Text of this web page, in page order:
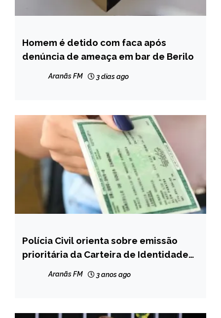
MINAS
GERAIS
NOTÍCIAS
Homem é detido com faca após
denúncia de ameaça em bar de Berilo
Aranãs FM 3 dias ago
CAPELINHA
MINAS
Polícia Civil orienta sobre emissão
prioritária da Carteira de Identidade
Aranãs FM 3 anos ago